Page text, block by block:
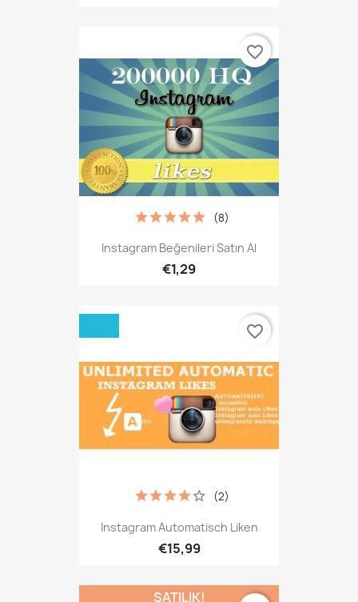
Instagram Beğenileri Satın Al
€1,29
(8)
favorite_border
Instagram Automatisch Liken
€15,99
(2)
favorite_border
SATILIK!